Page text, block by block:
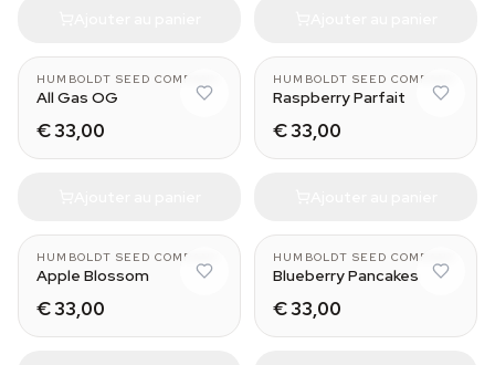
HUMBOLDT SEED COMPANY
All Gas OG
€ 33,00
HUMBOLDT SEED COMPANY
Raspberry Parfait
€ 33,00
HUMBOLDT SEED COMPANY
Apple Blossom
€ 33,00
HUMBOLDT SEED COMPANY
Blueberry Pancakes
€ 33,00